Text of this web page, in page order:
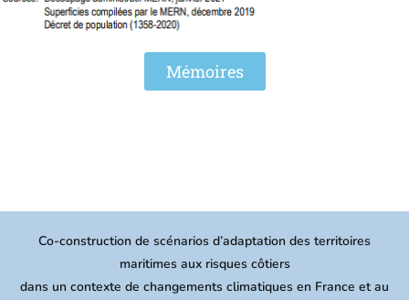
Mémoires
Co-construction de scénarios d’adaptation des territoires
maritimes aux risques côtiers
dans un contexte de changements climatiques en France et au